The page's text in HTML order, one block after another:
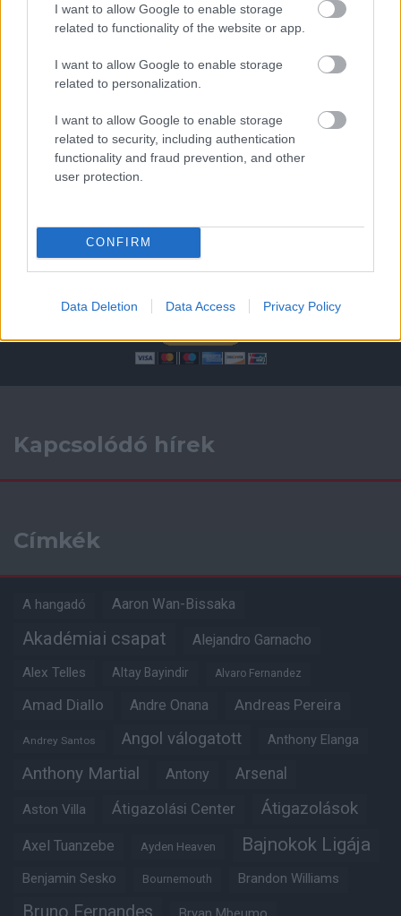
I want to allow Google to enable storage
related to functionality of the website or app.
I want to allow Google to enable storage
related to personalization.
I want to allow Google to enable storage
related to security, including authentication
functionality and fraud prevention, and other
user protection.
CONFIRM
Data Deletion Data Access Privacy Policy
2026-08-08 17:00
Leeds UnitedvsManchester United
AC MilanvsManchester United2026-08-15 18:00
ELŐZŐ MÉRKŐZÉSEK
Támogatás
a ManUtdFanatics.hu működését!
Kapcsolódó hírek
Címkék
A hangadó Aaron Wan-Bissaka
Akadémiai csapat Alejandro Garnacho
Alex Telles Altay Bayindir Alvaro Fernandez
Amad Diallo Andre Onana Andreas Pereira
Andrey Santos Angol válogatott Anthony Elanga
Anthony Martial Antony Arsenal
Aston Villa Átigazolási Center Átigazolások
Axel Tuanzebe Ayden Heaven Bajnokok Ligája
Benjamin Sesko Bournemouth Brandon Williams